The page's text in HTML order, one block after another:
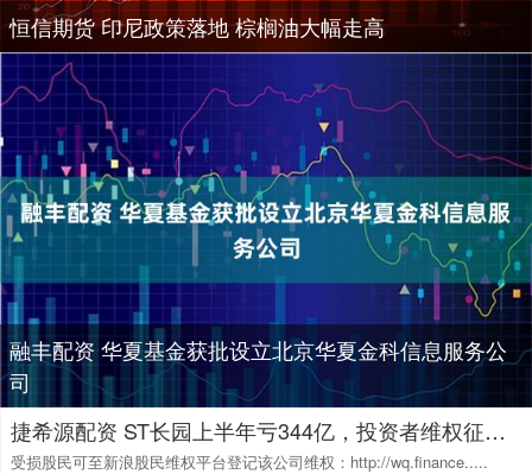
恒信期货 印尼政策落地 棕榈油大幅走高
融丰配资 华夏基金获批设立北京华夏金科信息服务公
司
捷希源配资 ST长园上半年亏344亿，投资者维权征集持续进行
受损股民可至新浪股民维权平台登记该公司维权：http://wq.finance.....